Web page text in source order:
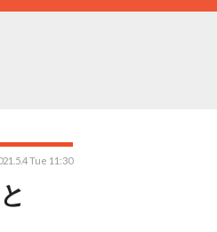
Tue 11:30